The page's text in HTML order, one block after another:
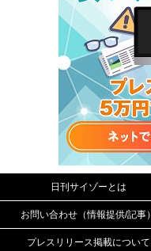
日刊サイゾーとは
お問い合わせ（情報提供/記事）
プレスリリース掲載について